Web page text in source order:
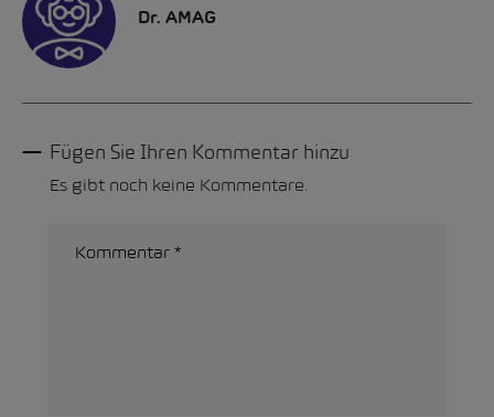
Dr. AMAG
Fügen Sie Ihren Kommentar hinzu
Es gibt noch keine Kommentare.